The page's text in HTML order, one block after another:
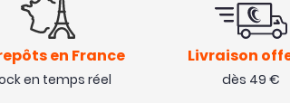
en France
en temps réel
Livraison
dès 49 €